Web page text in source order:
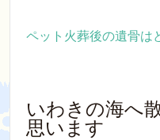
ペット火葬後の遺骨は
いわきの海へ
思います